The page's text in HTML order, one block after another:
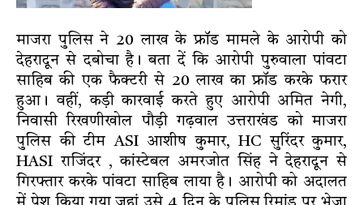
माजरा पुलिस ने 20 लाख के फ्रॉड मामले के आरोपी को
देहरादून से दबोचा है। बता दें कि आरोपी पुरुवाला पांवटा
साहिब की एक फैक्टरी से 20 लाख का फ्रॉड करके फरार
हुआ। वहीं, कड़ी कारवाई करते हुए आरोपी अमित नेगी,
निवासी रिखणीखोल पौड़ी गढ़वाल उत्तराखंड को माजरा
पुलिस की टीम ASI आशीष कुमार, HC सुरिंदर कुमार,
HASI राजिंदर , कांस्टेबल अमरजोत सिंह ने देहरादून से
गिरफ्तार करके पांवटा साहिब लाया है। आरोपी को अदालत